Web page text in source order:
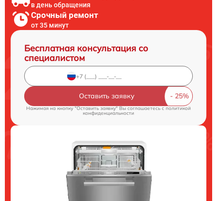
в день обращения
Срочный ремонт
от 35 минут
Бесплатная консультация со
специалистом
Оставить заявку
Нажимая на кнопку "Оставить заявку" Вы соглашаетесь cполитикой
конфиденциальности